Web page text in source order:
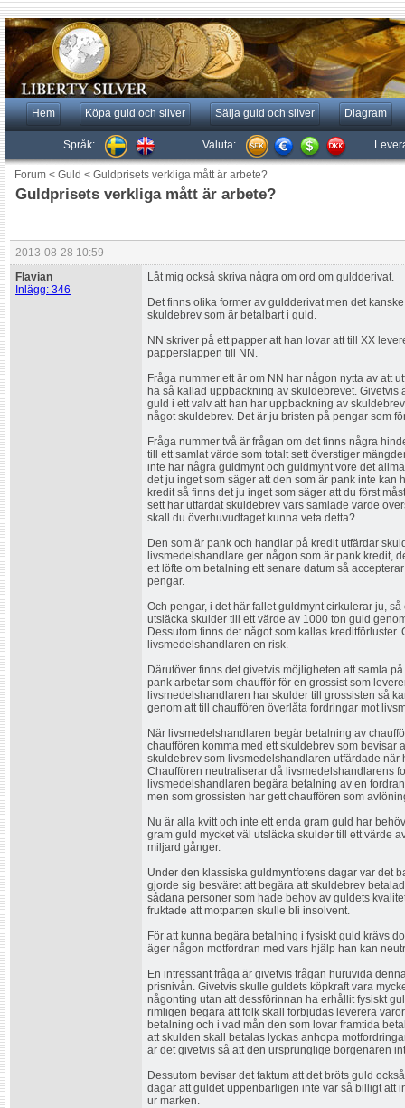
Hem Köpa guld och silver Sälja guld och silver Diagram
Språk: Valuta:
Forum < Guld < Guldprisets verkliga mått är arbete?
Guldprisets verkliga mått är arbete?
2013-08-28 10:59
Flavian
Inlägg: 346
Låt mig också skriva några om ord om guldderivat.
Det finns olika former av guldderivat men det
skuldebrev som är betalbart i guld.
NN skriver på ett papper att han lovar att till XX
papperslappen till NN.
Fråga nummer ett är om NN har någon nytta av att
ha så kallad uppbackning av skuldebrevet. Givetvis
guld i ett valv att han har uppbackning av
något skuldebrev. Det är ju bristen på pengar som
Fråga nummer två är frågan om det finns några
till ett samlat värde som totalt sett överstiger
inte har några guldmynt och guldmynt vore det
det ju inget som säger att den som är pank inte kan
kredit så finns det ju inget som säger att du först
sett har utfärdat skuldebrev vars samlade värde
skall du överhuvudtaget kunna veta detta?
Den som är pank och handlar på kredit utfärdar
livsmedelshandlare ger någon som är pank kredit,
ett löfte om betalning ett senare datum så
pengar.
Och pengar, i det här fallet guldmynt cirkulerar ju,
utsläcka skulder till ett värde av 1000 ton guld
Dessutom finns det något som kallas kreditförluster.
livsmedelshandlaren en risk.
Därutöver finns det givetvis möjligheten att samla
pank arbetar som chaufför för en grossist som
livsmedelshandlaren har skulder till grossisten så
genom att till chauffören överlåta fordringar mot
När livsmedelshandlaren begär betalning av
chauffören komma med ett skuldebrev som bevisar
skuldebrev som livsmedelshandlaren utfärdade
Chauffören neutraliserar då livsmedelshandlarens
livsmedelshandlaren begära betalning av en
men som grossisten har gett chauffören som
Nu är alla kvitt och inte ett enda gram guld har
gram guld mycket väl utsläcka skulder till ett värde
miljard gånger.
Under den klassiska guldmyntfotens dagar var det
gjorde sig besväret att begära att skuldebrev
sådana personer som hade behov av guldets
fruktade att motparten skulle bli insolvent.
För att kunna begära betalning i fysiskt guld krävs
äger någon motfordran med vars hjälp han kan
En intressant fråga är givetvis frågan huruvida
prisnivån. Givetvis skulle guldets köpkraft vara
någonting utan att dessförinnan ha erhållit fysiskt
rimligen begära att folk skall förbjudas leverera
betalning och i vad mån den som lovar framtida
att skulden skall betalas lyckas anhopa
är det givetvis så att den ursprunglige borgenären
Dessutom bevisar det faktum att det bröts guld
dagar att guldet uppenbarligen inte var så billigt att
ur marken.